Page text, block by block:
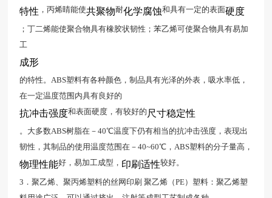
特性 ，丙烯睛能使共聚物耐化学腐蚀和具有一定的表面硬度
；丁二烯能使聚合物具有橡胶状韧性；苯乙烯可使聚合物具有易加
工
成形
的特性。ABS塑料有各种颜色，制品具有光泽的外表，吸水率低，
在一定温度范围内具有良好的
抗冲击强度和表面硬度，有较好的 尺寸稳定性
。大多数ABS树脂在－40℃温度下仍有相当的抗冲击强度，表现出
韧性，其制品的使用温度范围在－40~60℃，ABS塑料的分子量高，
物理性能好，易加工成型， 印刷适性较好。
3．聚乙烯、聚丙烯塑料的丝网印刷 聚乙烯（PE）塑料：聚乙烯塑